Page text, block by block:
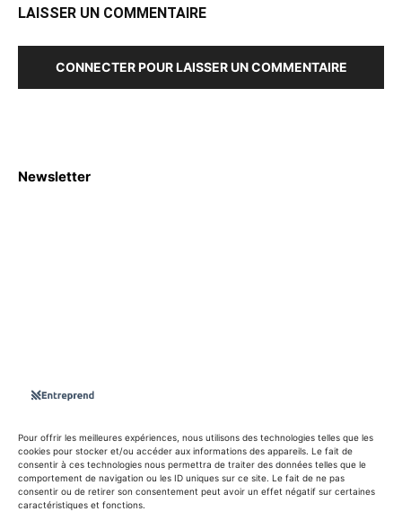
Pour offrir les meilleures expériences, nous utilisons des technologies telles que les
cookies pour stocker et/ou accéder aux informations des appareils. Le fait de
consentir à ces technologies nous permettra de traiter des données telles que le
comportement de navigation ou les ID uniques sur ce site. Le fait de ne pas
consentir ou de retirer son consentement peut avoir un effet négatif sur certaines
caractéristiques et fonctions.
LAISSER UN COMMENTAIRE
CONNECTER POUR LAISSER UN COMMENTAIRE
info@entreprend.net
Newsletter